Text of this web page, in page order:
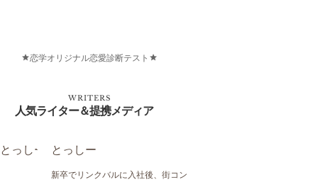
恋学オリジナル恋愛診断テスト
WRITERS
人気ライター＆提携メディア
とっしー
新卒でリンクバルに入社後、街コン